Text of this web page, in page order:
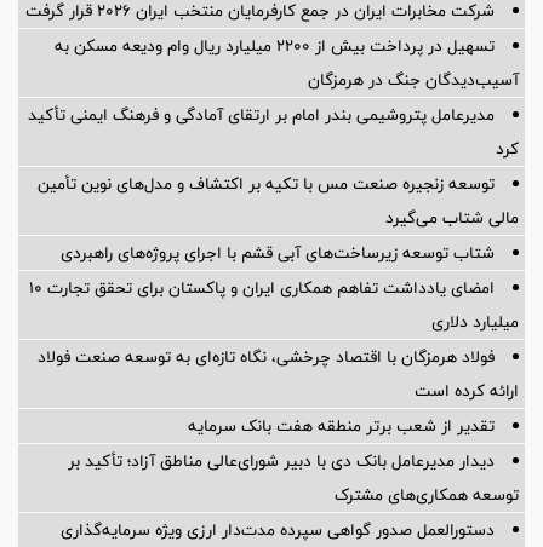
شرکت مخابرات ایران در جمع کارفرمایان منتخب ایران ۲۰۲۶ قرار گرفت
تسهیل در پرداخت بیش از ۲۲۰۰ میلیارد ریال وام ودیعه مسکن به
آسیب‌دیدگان جنگ در هرمزگان
مدیرعامل پتروشیمی بندر امام بر ارتقای آمادگی و فرهنگ ایمنی تأکید
کرد
توسعه زنجیره صنعت مس با تکیه بر اکتشاف و مدل‌های نوین تأمین
مالی شتاب می‌گیرد
شتاب توسعه زیرساخت‌های آبی قشم با اجرای پروژه‌های راهبردی
امضای یادداشت تفاهم همکاری ایران و پاکستان برای تحقق تجارت ۱۰
میلیارد دلاری
فولاد هرمزگان با اقتصاد چرخشی، نگاه تازه‌ای به توسعه صنعت فولاد
ارائه کرده است
تقدیر از شعب برتر منطقه هفت بانک سرمایه
دیدار مدیرعامل بانک دی با دبیر شورای‌عالی مناطق آزاد؛ تأکید بر
توسعه همکاری‌های مشترک
دستورالعمل صدور گواهی سپرده مدت‌دار ارزی ویژه سرمایه‌گذاری